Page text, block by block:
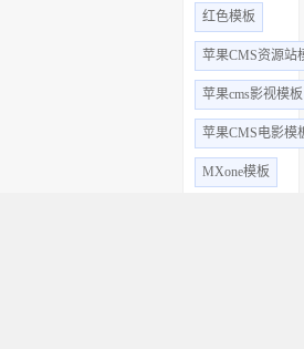
红色模板
苹果CMS资源站
苹果cms影视模板
苹果CMS电影模
MXone模板